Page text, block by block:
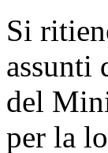
Si
assunti
del
per la